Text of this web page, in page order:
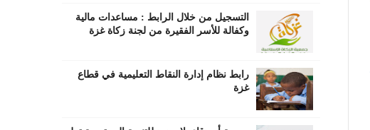
التسجيل من خلال الرابط : مساعدات مالية
وكفالة للأسر الفقيرة من لجنة زكاة غزة
رابط نظام إدارة النقاط التعليمية في قطاع
غزة